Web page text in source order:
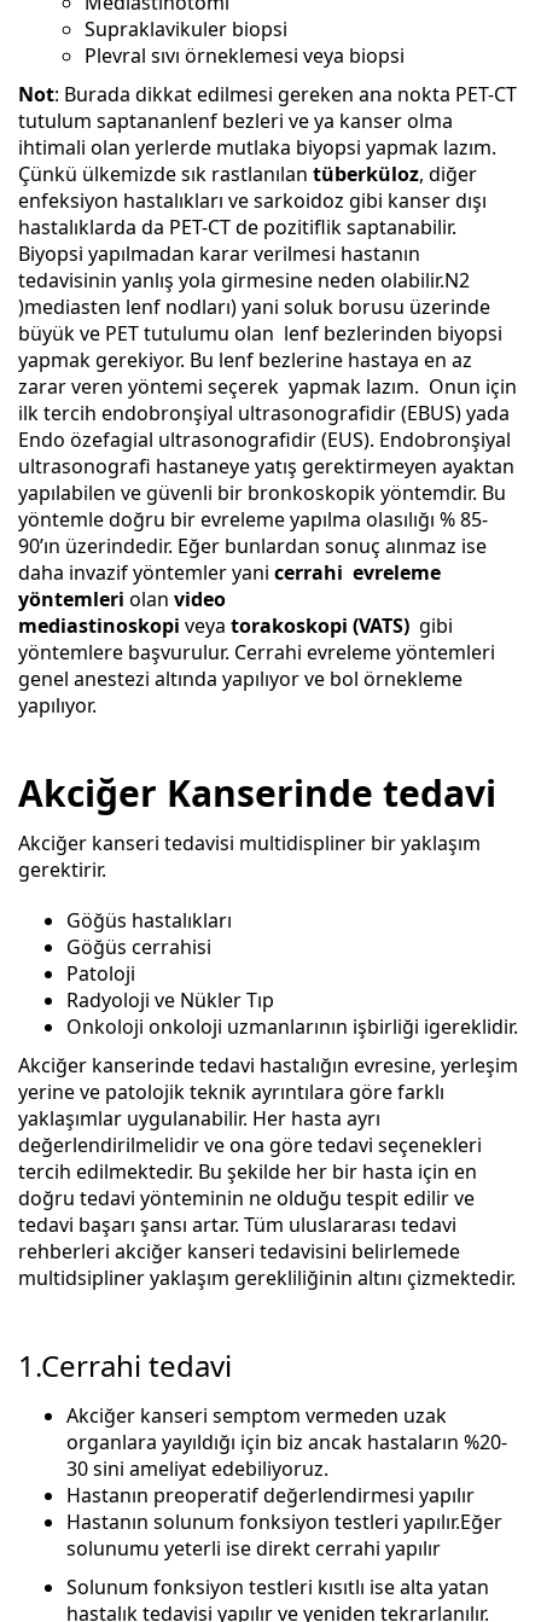
Supraklavikuler biopsi
Plevral sıvı örneklemesi veya biopsi
Not: Burada dikkat edilmesi gereken ana nokta PET-CT
tutulum saptananlenf bezleri ve ya kanser olma
ihtimali olan yerlerde mutlaka biyopsi yapmak lazım.
Çünkü ülkemizde sık rastlanılan tüberküloz, diğer
enfeksiyon hastalıkları ve sarkoidoz gibi kanser dışı
hastalıklarda da PET-CT de pozitiflik saptanabilir.
Biyopsi yapılmadan karar verilmesi hastanın
tedavisinin yanlış yola girmesine neden olabilir.N2
)mediasten lenf nodları) yani soluk borusu üzerinde
büyük ve PET tutulumu olan lenf bezlerinden biyopsi
yapmak gerekiyor. Bu lenf bezlerine hastaya en az
zarar veren yöntemi seçerek yapmak lazım. Onun için
ilk tercih endobronşiyal ultrasonografidir (EBUS) yada
Endo özefagial ultrasonografidir (EUS). Endobronşiyal
ultrasonografi hastaneye yatış gerektirmeyen ayaktan
yapılabilen ve güvenli bir bronkoskopik yöntemdir. Bu
yöntemle doğru bir evreleme yapılma olasılığı % 85-
90’ın üzerindedir. Eğer bunlardan sonuç alınmaz ise
daha invazif yöntemler yani cerrahi evreleme
yöntemleri olan video
mediastinoskopi veya torakoskopi (VATS) gibi
yöntemlere başvurulur. Cerrahi evreleme yöntemleri
genel anestezi altında yapılıyor ve bol örnekleme
yapılıyor.
Akciğer Kanserinde tedavi
Akciğer kanseri tedavisi multidispliner bir yaklaşım
gerektirir.
Göğüs hastalıkları
Göğüs cerrahisi
Patoloji
Radyoloji ve Nükler Tıp
Onkoloji onkoloji uzmanlarının işbirliği igereklidir.
Akciğer kanserinde tedavi hastalığın evresine, yerleşim
yerine ve patolojik teknik ayrıntılara göre farklı
yaklaşımlar uygulanabilir. Her hasta ayrı
değerlendirilmelidir ve ona göre tedavi seçenekleri
tercih edilmektedir. Bu şekilde her bir hasta için en
doğru tedavi yönteminin ne olduğu tespit edilir ve
tedavi başarı şansı artar. Tüm uluslararası tedavi
rehberleri akciğer kanseri tedavisini belirlemede
multidsipliner yaklaşım gerekliliğinin altını çizmektedir.
1.Cerrahi tedavi
Akciğer kanseri semptom vermeden uzak
organlara yayıldığı için biz ancak hastaların %20-
30 sini ameliyat edebiliyoruz.
Hastanın preoperatif değerlendirmesi yapılır
Hastanın solunum fonksiyon testleri yapılır.Eğer
solunumu yeterli ise direkt cerrahi yapılır
Solunum fonksiyon testleri kısıtlı ise alta yatan
hastalık tedavisi yapılır ve yeniden tekrarlanılır.